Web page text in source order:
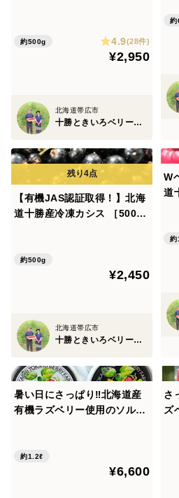
冷凍保存しているため、色や風
の状態とほとんど変わらない
バターやクリームチーズにのせ
ルトにトッピングしてもおいし
わいをぜひご堪能ください。
珍しい国産のラズベリーを、是
い。
約500g 4.9(28件)
¥2,950
北海道帯広市
十勝ときいろベリーファーム
約
【有機JAS認証取得！】北海
道十勝産冷凍カシス ［500
約500g
¥2,450
北海道帯広市
十勝ときいろベリーファーム
W
道
約
暑い日にさっぱり‼北海道産
有機ラズベリー使用のソルベ
約1.2ℓ
¥6,600
さ
ズ